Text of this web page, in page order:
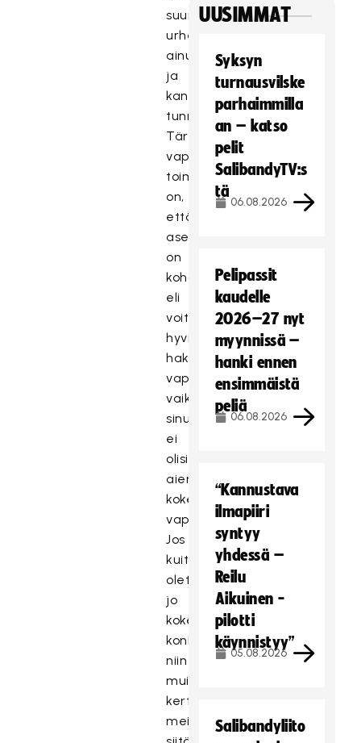
suuren
urheilutapahtuman
ainutlaatuiseen
ja
kansainvälisen
tunnelman.
Tärkeintä
vapaaehtoisena
toimimisessa
on,
että
asenteesi
on
kohdallaan
eli
voit
hyvin
hakea
vapaaehtoiseksi,
vaikka
sinulla
ei
olisi
aiempaa
kokemusta
vapaaehtoistehtävistä.
Jos
kuitenkin
olet
jo
kokenut
konkari,
niin
muistathan
kertoa
meille
UUSIMMAT
Syksyn
turnausvilske
parhaimmilla
an – katso
pelit
SalibandyTV:s
tä
06.08.2026
Pelipassit
kaudelle
2026–27 nyt
myynnissä –
hanki ennen
ensimmäistä
peliä
06.08.2026
“Kannustava
ilmapiiri
syntyy
yhdessä –
Reilu
Aikuinen -
pilotti
käynnistyy”
05.08.2026
Salibandyliito